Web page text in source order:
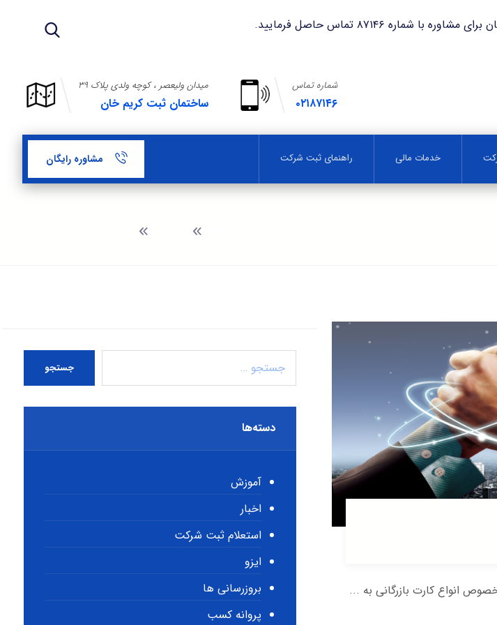
۸۷۱۴۶ تماس حاصل فرمایید.
میدان ولیعصر ، کوچه ولدی پلاک ۳۹
ساختمان ثبت کریم خان
شماره تماس
۰۲۱۸۷۱۴۶
خدمات مالی راهنمای ثبت شرکت مشاوره رایگان
انواع کارت بازرگانی به ...
جستجو
دسته‌ها
آموزش
اخبار
استعلام ثبت شرکت
ایزو
بروزرسانی ها
پروانه کسب